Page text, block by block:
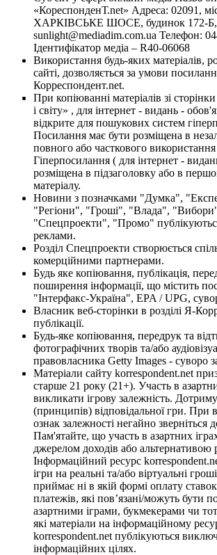
«КореспонденТ.net» Адреса: 02091,
ХАРКІВСЬКЕ ШОСЕ, будинок 172-Б,
sunlight@mediadim.com.ua Телефон:
Ідентифікатор медіа – R40-06068
Використання будь-яких матеріалів,
сайті, дозволяється за умови
Корреспондент.net.
При копіюванні матеріалів зі
і світу» , для інтернет - видань -
відкрите для пошукових систем
Посилання має бути розміщена в
повного або часткового використання
Гіперпосилання ( для інтернет -
розміщена в підзаголовку або в
матеріалу.
Новини з позначками "Думка",
"Регіони", "Гроші", "Влада",
"Спецпроекти", "Промо"
реклами.
Розділ Спецпроекти створюється
комерційними партнерами.
Будь яке копіювання, публікація,
поширення інформації, що містить
"Інтерфакс-Україна", EPA / UPG,
Власник веб-сторінки в розділі Я-
публікації.
Будь-яке копіювання, передрук та
фотографічних творів та/або
правовласника Getty Images - суворо
Матеріали сайту korrespondent.net
старше 21 року (21+). Участь в
викликати ігрову залежність.
(принципів) відповідальної гри. При
ознак залежності негайно зверніться
Пам'ятайте, що участь в азартних
джерелом доходів або альтернативою
Інформаційний ресурс
ігри на реальні та/або віртуальні
приймає ні в якій формі оплату
платежів, які пов’язані/можуть бути
азартними іграми, букмекерами чи
які матеріали на інформаційному
korrespondent.net публікуються
інформаційних цілях.